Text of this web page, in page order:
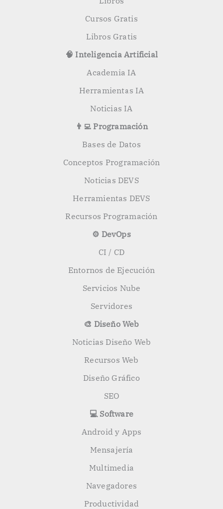
Cursos Gratis
Libros Gratis
🧠 Inteligencia Artificial
Academia IA
Herramientas IA
Noticias IA
👨‍💻 Programación
Bases de Datos
Conceptos Programación
Noticias DEVS
Herramientas DEVS
Recursos Programación
⚙️ DevOps
CI / CD
Entornos de Ejecución
Servicios Nube
Servidores
🎨 Diseño Web
Noticias Diseño Web
Recursos Web
Diseño Gráfico
SEO
💻 Software
Android y Apps
Mensajería
Multimedia
Navegadores
Productividad